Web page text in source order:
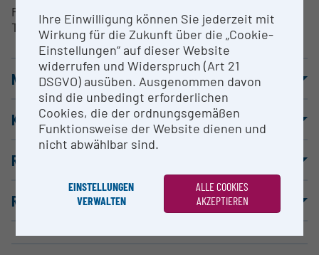
Produktivsystem für Forschungsanwendungen und
Testsysteme.
NUTZUNGSBEDINGUNGEN
KOOPERATIONSPARTNER
REFERENZPROJEKTE
REFERENZPUBLIKATIONEN
Ihre Einwilligung können Sie jederzeit mit
Wirkung für die Zukunft über die „Cookie-
Einstellungen“ auf dieser Website
widerrufen und Widerspruch (Art 21
DSGVO) ausüben. Ausgenommen davon
sind die unbedingt erforderlichen
Cookies, die der ordnungsgemäßen
Funktionsweise der Website dienen und
nicht abwählbar sind.
EINSTELLUNGEN
VERWALTEN
ALLE COOKIES
AKZEPTIEREN